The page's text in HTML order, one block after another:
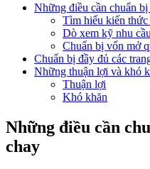
Những điều cần chuẩn
Tìm hiểu kiến thức
Dò xem kỹ nhu
Chuẩn bị vốn mở
Chuẩn bị đầy đủ các
Những thuận lợi và khó
Thuận lợi
Khó khăn
Những điều cần
chay